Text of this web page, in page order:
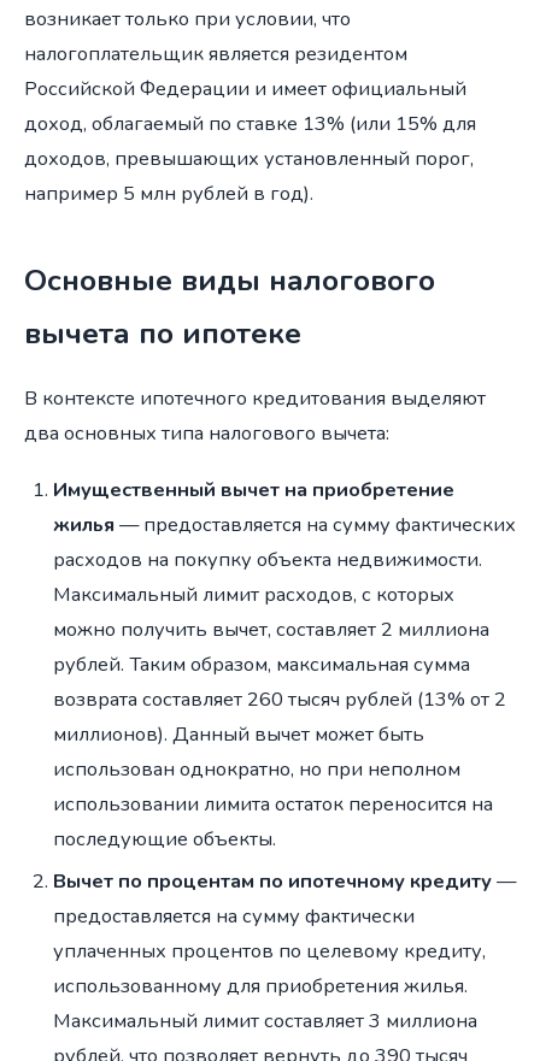
возникает только при условии, что
налогоплательщик является резидентом
Российской Федерации и имеет официальный
доход, облагаемый по ставке 13% (или 15% для
доходов, превышающих установленный порог,
например 5 млн рублей в год).
Основные виды налогового
вычета по ипотеке
В контексте ипотечного кредитования выделяют
два основных типа налогового вычета:
Имущественный вычет на приобретение
жилья — предоставляется на сумму фактических
расходов на покупку объекта недвижимости.
Максимальный лимит расходов, с которых
можно получить вычет, составляет 2 миллиона
рублей. Таким образом, максимальная сумма
возврата составляет 260 тысяч рублей (13% от 2
миллионов). Данный вычет может быть
использован однократно, но при неполном
использовании лимита остаток переносится на
последующие объекты.
Вычет по процентам по ипотечному кредиту—
предоставляется на сумму фактически
уплаченных процентов по целевому кредиту,
использованному для приобретения жилья.
Максимальный лимит составляет 3 миллиона
рублей, что позволяет вернуть до 390 тысяч